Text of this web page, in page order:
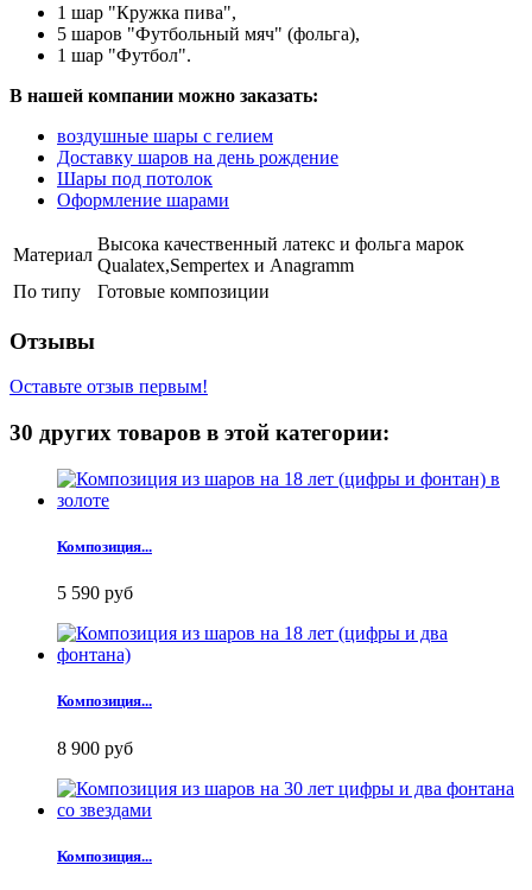
1 шар "Кружка пива",
5 шаров "Футбольный мяч" (фольга),
1 шар "Футбол".
В нашей компании можно заказать:
воздушные шары с гелием
Доставку шаров на день рождение
Шары под потолок
Оформление шарами
Материал
Высока качественный латекс и фольга марок
Qualatex,Sempertex и Anagramm
По типу
Готовые композиции
Отзывы
Оставьте отзыв первым!
30 других товаров в этой категории:
Композиция...
5 590 руб
Композиция...
8 900 руб
Композиция...